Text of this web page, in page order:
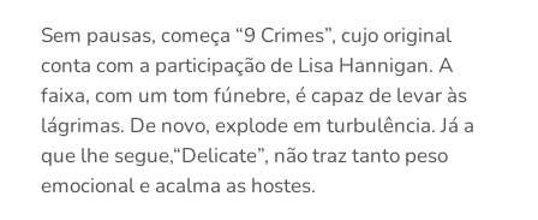
Sem pausas, começa “9 Crimes”, cujo original
conta com a participação de Lisa Hannigan. A
faixa, com um tom fúnebre, é capaz de levar às
lágrimas. De novo, explode em turbulência. Já a
que lhe segue,“Delicate”, não traz tanto peso
emocional e acalma as hostes.